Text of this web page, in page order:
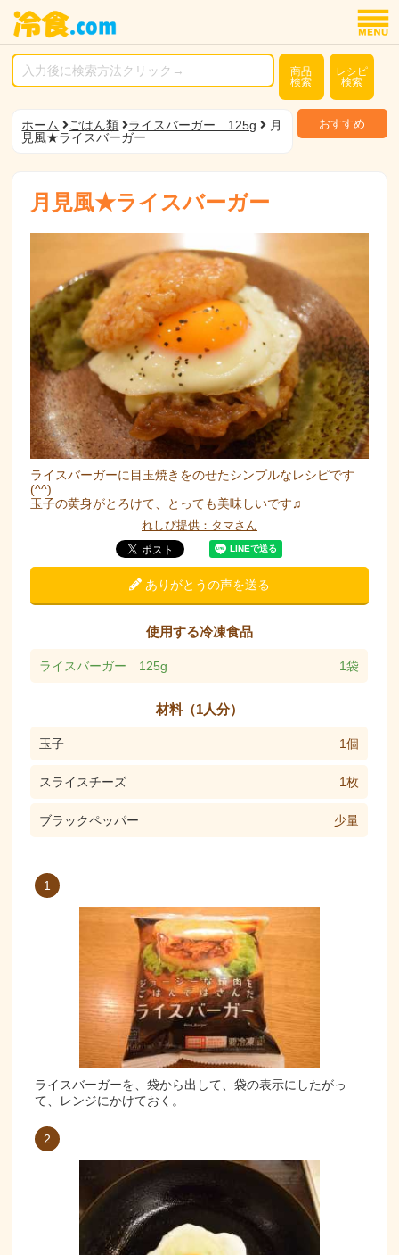
商品
検索
レシピ
検索
ホーム ごはん類 ライスバーガー 125g
月
見風★ライスバーガー
おすすめ
月見風★ライスバーガー
ライスバーガーに目玉焼きをのせたシンプルなレシピです
(^^)
玉子の黄身がとろけて、とっても美味しいです♫
れしぴ提供：タマさん
ありがとうの声を送る
使用する冷凍食品
ライスバーガー 125g 1袋
材料（1人分）
玉子 1個
スライスチーズ 1枚
ブラックペッパー 少量
1
ライスバーガーを、袋から出して、袋の表示にしたがっ
て、レンジにかけておく。
2